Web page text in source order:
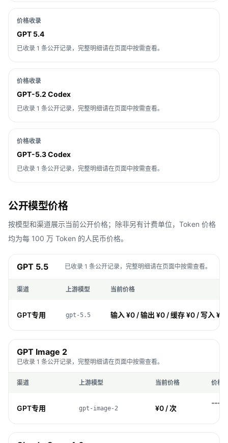
价格收录
GPT 5.4
已收录 1 条公开记录，完整明细请在页面中按需查看。
价格收录
GPT-5.2 Codex
已收录 1 条公开记录，完整明细请在页面中按需查看。
价格收录
GPT-5.3 Codex
已收录 1 条公开记录，完整明细请在页面中按需查看。
公开模型价格
按模型和渠道展示当前公开价格；除非另有计费单位，Token 价格
均为每 100 万 Token 的人民币价格。
GPT 5.5 已收录 1 条公开记录，完整明细请在页面中按需查看。
渠道 上游模型 当前价格
GPT专用 gpt-5.5 输入 ¥0 / 输出 ¥0 / 缓存 ¥0 / 写入 ¥0
GPT Image 2
已收录 1 条公开记录，完整明细请在页面中按需查看。
渠道 上游模型 当前价格 价格
GPT专用 gpt-image-2 ¥0 / 次